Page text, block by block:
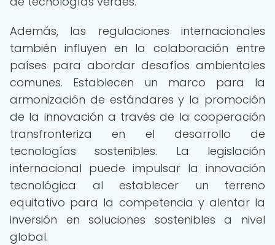
Además, las regulaciones internacionales
también influyen en la colaboración entre
países para abordar desafíos ambientales
comunes. Establecen un marco para la
armonización de estándares y la promoción
de la innovación a través de la cooperación
transfronteriza en el desarrollo de
tecnologías sostenibles. La legislación
internacional puede impulsar la innovación
tecnológica al establecer un terreno
equitativo para la competencia y alentar la
inversión en soluciones sostenibles a nivel
global.